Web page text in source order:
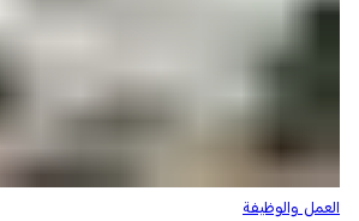
العمل والوظيفة